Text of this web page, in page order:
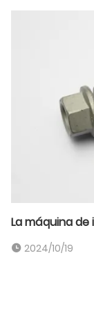
La máquina
2024/10/19